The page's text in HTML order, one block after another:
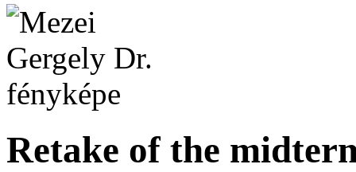
Retake of the